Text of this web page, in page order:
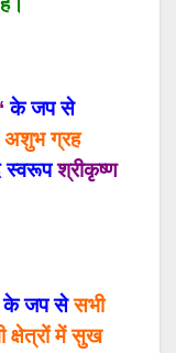
के जप से
अशुभ ग्रह
स्वरूप श्रीकृष्ण
के जप से सभी
क्षेत्रों में सुख